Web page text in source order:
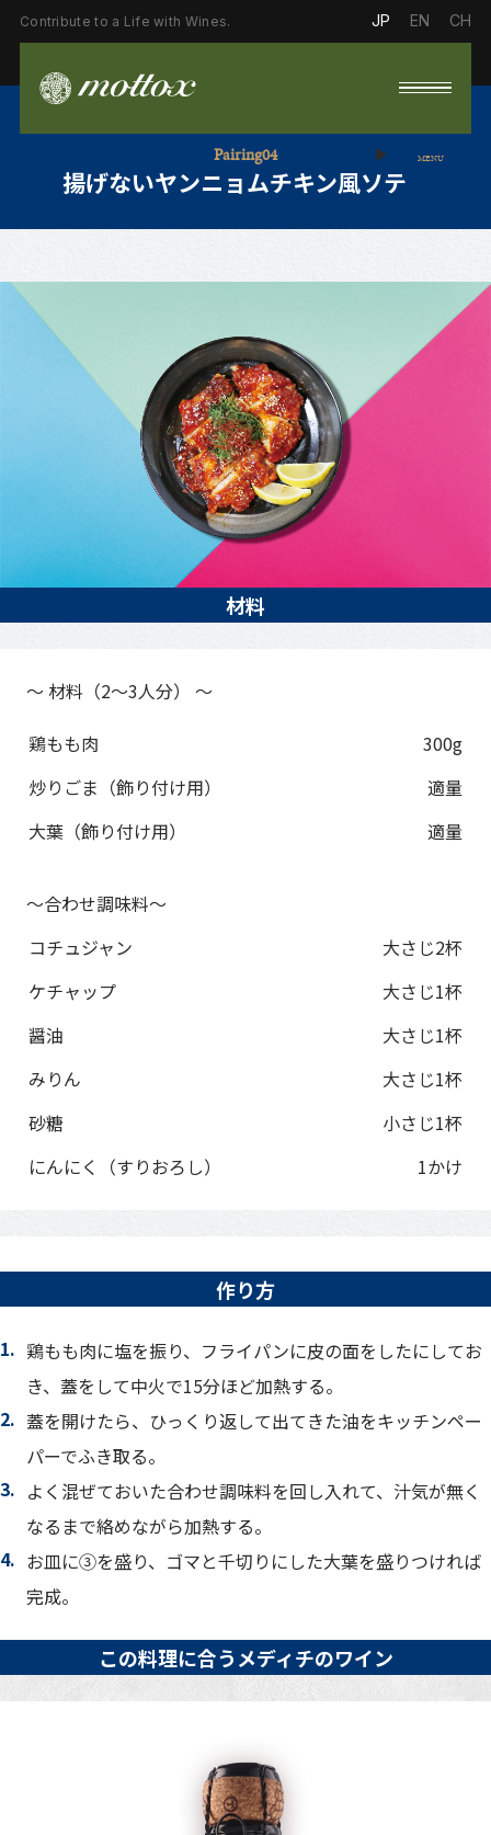
Contribute to a Life with Wines. JP EN CH
MENU
Pairing04
揚げないヤンニョムチキン風ソテー
材料
～ 材料（2～3人分） ～
材料 分量
鶏もも肉
300g
炒りごま（飾り付け用）
適量
大葉（飾り付け用）
適量
～合わせ調味料～
材料分量
コチュジャン
大さじ2杯
ケチャップ
大さじ1杯
醤油
大さじ1杯
みりん
大さじ1杯
砂糖
小さじ1杯
にんにく（すりおろし）
1かけ
作り方
鶏もも肉に塩を振り、フライパンに皮の面をしたにしてお
き、蓋をして中火で15分ほど加熱する。
蓋を開けたら、ひっくり返して出てきた油をキッチンペー
パーでふき取る。
よく混ぜておいた合わせ調味料を回し入れて、汁気が無く
なるまで絡めながら加熱する。
お皿に③を盛り、ゴマと千切りにした大葉を盛りつければ
完成。
この料理に合うメディチのワイン